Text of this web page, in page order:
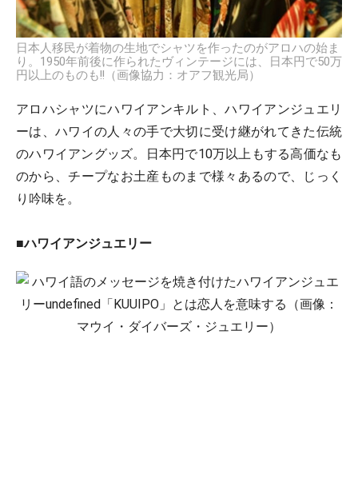
日本人移民が着物の生地でシャツを作ったのがアロハの始ま
り。1950年前後に作られたヴィンテージには、日本円で50万
円以上のものも!!（画像協力：オアフ観光局）
アロハシャツにハワイアンキルト、ハワイアンジュエリ
ーは、ハワイの人々の手で大切に受け継がれてきた伝統
のハワイアングッズ。日本円で10万以上もする高価なも
のから、チープなお土産ものまで様々あるので、じっく
り吟味を。
■ハワイアンジュエリー